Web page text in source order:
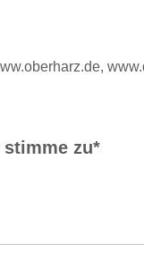
stimme zu*